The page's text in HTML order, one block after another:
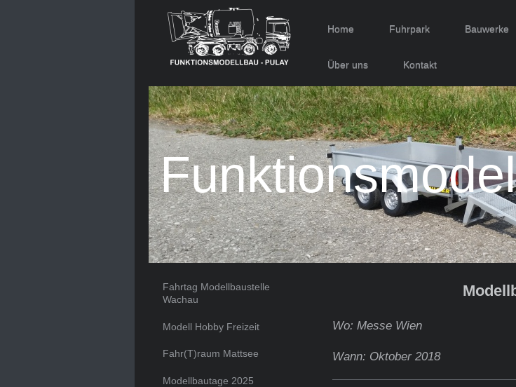
Home Fuhrpark Bauwerke
Über uns Kontakt
Wo: Messe Wien
Wann: Oktober 2018
Fahrtag Modellbaustelle
Wachau
Modell Hobby Freizeit
Fahr(T)raum Mattsee
Modellbautage 2025